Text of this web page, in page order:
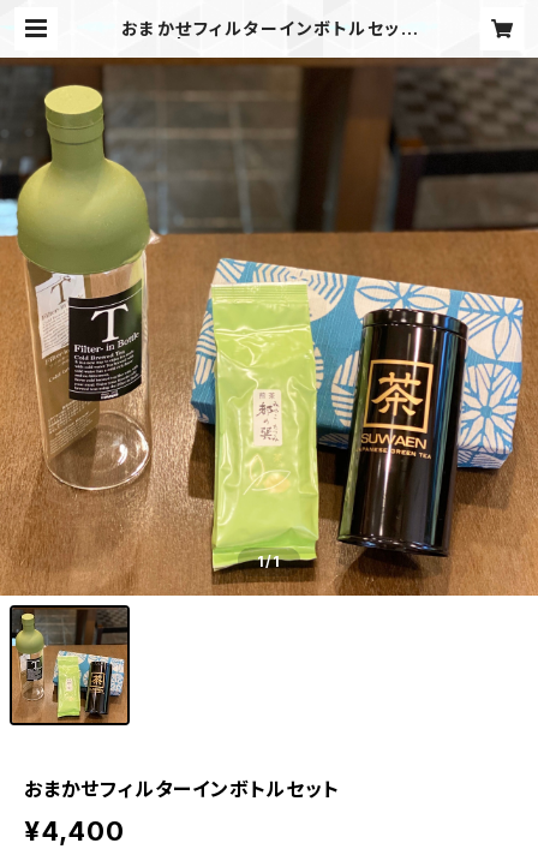
おまかせフィルターインボトルセット
1/1
おまかせフィルターインボトルセット
¥4,400